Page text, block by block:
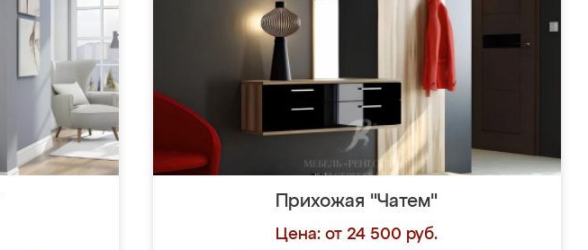
Прихожая "Чатем"
Цена: от 24 500 руб.